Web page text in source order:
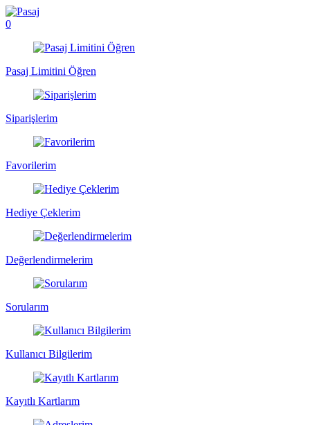
0
Pasaj Limitini Öğren
Siparişlerim
Favorilerim
Hediye Çeklerim
Değerlendirmelerim
Sorularım
Kullanıcı Bilgilerim
Kayıtlı Kartlarım